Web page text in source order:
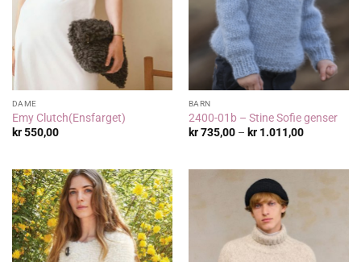
DAME
Emy Clutch(Ensfarget)
kr550,00
BARN
2400-01b – Stine Sofie genser
kr735,00 – kr1.011,00